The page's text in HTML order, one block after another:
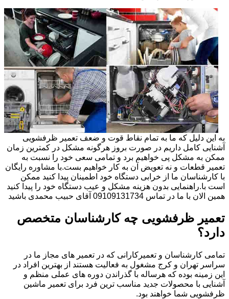
به این دلیل که ما به تمام نقاط قوت و ضعف تعمیر ظرفشویی
آشنایی کامل داریم در صورت بروز هرگونه مشکل در کمترین زمان
ممکن به مشکل پی خواهیم برد و تمامی سعی خود را نسبت به
تعمیر قطعات و نه تعویض آن به کار خواهیم بست.با مشاوره رایگان
با کارشناسان ما از خرابی دستگاه خود اطمینان پیدا کنید ممکن
است با.راهنمایی بدون هزینه مشکل و عیب دستگاه خود را پیدا کنید
همین الان با ما در تماس 09109131734 آقای حبیب محمدی باشید
تعمیر ظرفشویی چه کارشناسان متخصص
دارد؟
تمامی کارشناسان و تعمیرکارانی که در تعمیر های مجاز ما در
سراسر تهران و کرج مشغول به فعالیت هستند از بهترین افراد در
این زمینه بوده که هرساله با گذراندن دوره های عملی منظم و
آشنایی با محصولات جدید مناسب ترین فرد برای تعمیر ماشین
ظرفشویی شما خواهند بود.